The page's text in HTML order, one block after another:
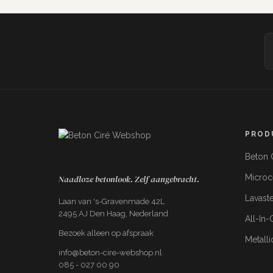
Gereedschapset Kant & Klaar
Naadloze betonlook. Zelf aangebracht.
Laan van 's-Gravenmade 42L
2495 AJ Den Haag, Nederland
Bezoek alleen op afspraak
info@beton-cire-webshop.nl
085 - 027 00 90
Beton
All-In-